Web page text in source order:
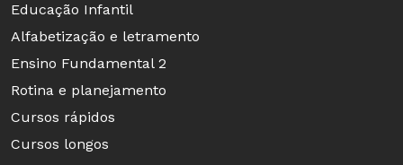
Educação Infantil
Alfabetização e letramento
Ensino Fundamental 2
Rotina e planejamento
Cursos rápidos
Cursos longos